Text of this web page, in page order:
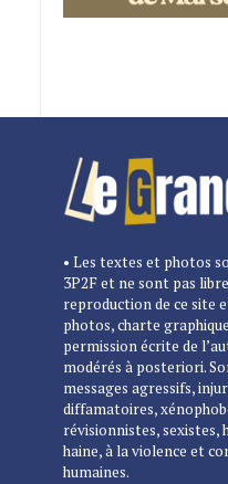
• Les textes et photos
3P2F et ne sont pas
reproduction de ce site
photos, charte
permission écrite de
modérés à posteriori.
messages agressifs,
diffamatoires,
révisionnistes, sexistes,
haine, à la violence et
humaines.